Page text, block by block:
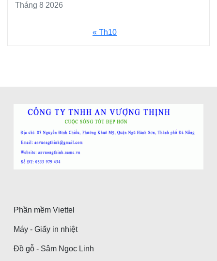
Tháng 8 2026
« Th10
Phần mềm Viettel
Máy - Giấy in nhiệt
Đồ gỗ - Sâm Ngọc Linh